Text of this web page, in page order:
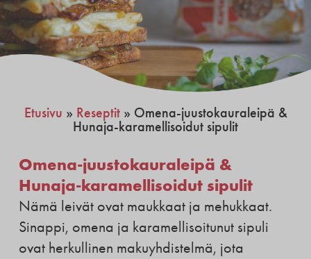
Etusivu » Reseptit» Omena-juustokauraleipä &
Hunaja-karamellisoidut sipulit
Omena-juustokauraleipä &
Hunaja-karamellisoidut sipulit
Nämä leivät ovat maukkaat ja mehukkaat.
Sinappi, omena ja karamellisoitunut sipuli
ovat herkullinen makuyhdistelmä, jota